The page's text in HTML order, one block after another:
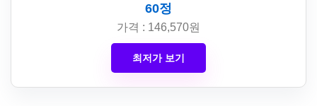
60정
가격 : 146,570원
최저가 보기